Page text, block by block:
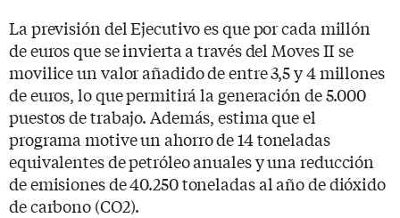
La previsión del Ejecutivo es que por cada millón
de euros que se invierta a través del Moves II se
movilice un valor añadido de entre 3,5 y 4 millones
de euros, lo que permitirá la generación de 5.000
puestos de trabajo. Además, estima que el
programa motive un ahorro de 14 toneladas
equivalentes de petróleo anuales y una reducción
de emisiones de 40.250 toneladas al año de dióxido
de carbono (CO2).